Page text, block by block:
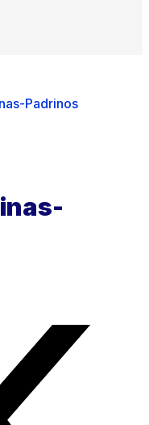
Padrinos